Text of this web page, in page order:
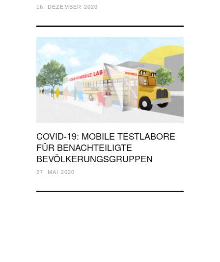
16. DEZEMBER 2020
COVID-19: MOBILE TESTLABORE
FÜR BENACHTEILIGTE
BEVÖLKERUNGSGRUPPEN
27. MAI 2020